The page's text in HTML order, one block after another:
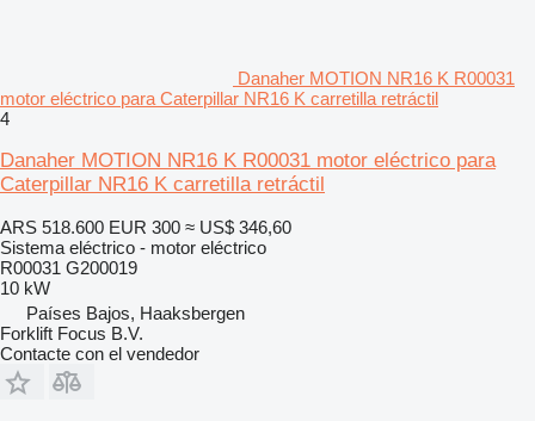
Danaher MOTION NR16 K R00031
motor eléctrico para Caterpillar NR16 K carretilla retráctil
4
Danaher MOTION NR16 K R00031 motor eléctrico para
Caterpillar NR16 K carretilla retráctil
ARS 518.600 EUR 300 ≈ US$ 346,60
Sistema eléctrico - motor eléctrico
R00031 G200019
10 kW
Países Bajos, Haaksbergen
Forklift Focus B.V.
Contacte con el vendedor